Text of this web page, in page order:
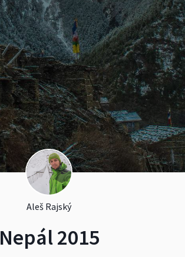
Aleš Rajský
Nepál 2015